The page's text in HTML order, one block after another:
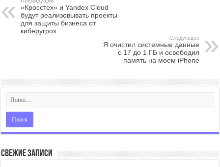
«Кросстех» и Yandex Cloud
будут реализовывать проекты
для защиты бизнеса от
киберугроз
Следующее
Я очистил системные данные
с 17 до 1 ГБ и освободил
память на моем iPhone
Свежие записи